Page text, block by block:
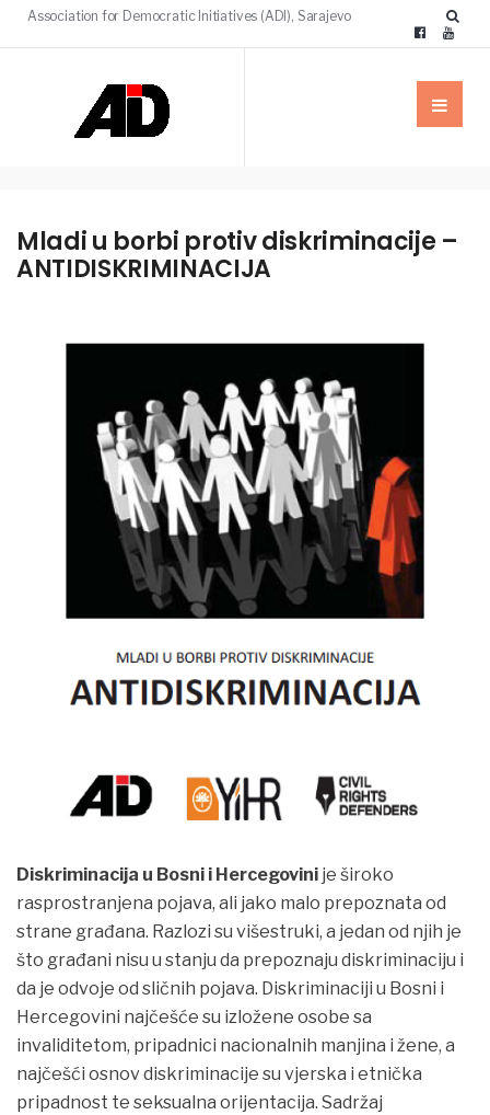
Association for Democratic Initiatives (ADI), Sarajevo
Mladi u borbi protiv diskriminacije –
ANTIDISKRIMINACIJA
PUBLIKACIJE
PUBLIKACIJE
VIJESTI
Diskriminacija u Bosni i Hercegovini je široko
rasprostranjena pojava, ali jako malo prepoznata od
strane građana. Razlozi su višestruki, a jedan od njih je
što građani nisu u stanju da prepoznaju diskriminaciju i
da je odvoje od sličnih pojava. Diskriminaciji u Bosni i
Hercegovini najčešće su izložene osobe sa
invaliditetom, pripadnici nacionalnih manjina i žene, a
najčešći osnov diskriminacije su vjerska i etnička
pripadnost te seksualna orijentacija. Sadržaj